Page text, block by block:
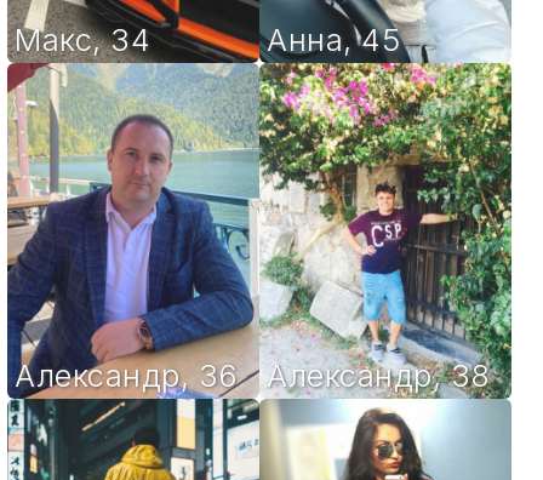
Макс,34 Анна,45
Александр, 36 Александр,38